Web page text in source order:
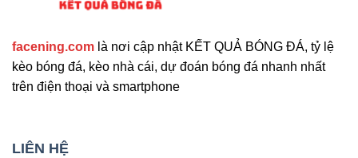
Ngoài các tính năng chính, trang web còn cung
cấp nhiều công cụ hỗ trợ khác. Những tính năng
mở rộng nổi bật mà bạn không nên bỏ qua. Chúng
facening.com là nơi cập nhật KẾT QUẢ BÓNG ĐÁ, tỷ lệ
kèo bóng đá, kèo nhà cái, dự đoán bóng đá nhanh nhất
trên điện thoại và smartphone
LIÊN HỆ